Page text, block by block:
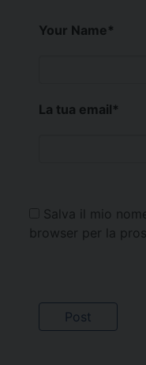
Your Name*
La tua email*
Salva il mio
browser per la